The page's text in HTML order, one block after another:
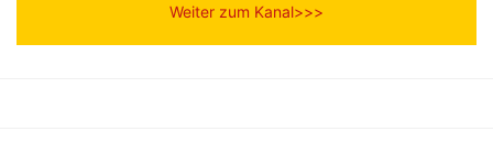
Weiter zum Kanal>>>